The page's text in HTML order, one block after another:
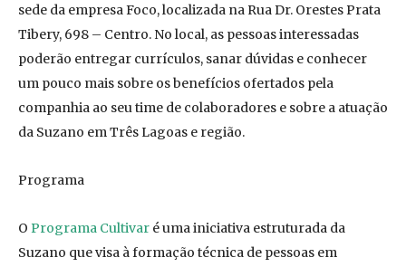
sede da empresa Foco, localizada na Rua Dr. Orestes Prata
Tibery, 698 – Centro. No local, as pessoas interessadas
poderão entregar currículos, sanar dúvidas e conhecer
um pouco mais sobre os benefícios ofertados pela
companhia ao seu time de colaboradores e sobre a atuação
da Suzano em Três Lagoas e região.
Programa
O Programa Cultivar é uma iniciativa estruturada da
Suzano que visa à formação técnica de pessoas em